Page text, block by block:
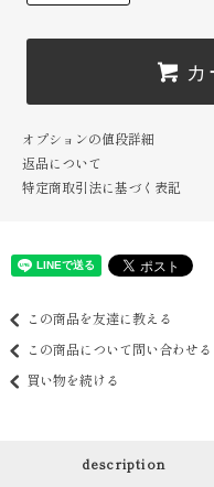
オプションの値段詳細
返品について
特定商取引法に基づく表記
この商品を友達に教える
この商品について問い合わせる
買い物を続ける
description